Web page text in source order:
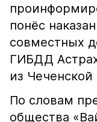
понёс
совместных
ГИБДД
из
По словам
общества